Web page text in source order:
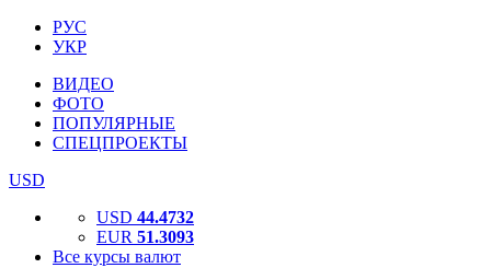
РУС
УКР
ВИДЕО
ФОТО
ПОПУЛЯРНЫЕ
СПЕЦПРОЕКТЫ
USD
USD 44.4732
EUR 51.3093
Все курсы валют